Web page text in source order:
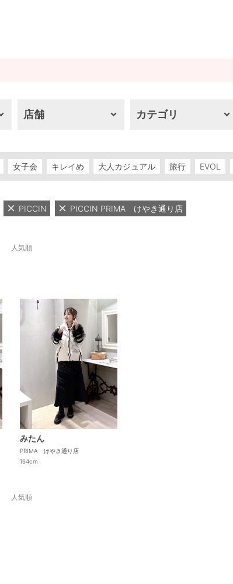
店舗 カテゴリ
女子会 キレイめ 大人カジュアル 旅行 EVOL
PICCIN PICCIN PRIMA けやき通り店
人気順
みたん
PRIMA けやき通り店
164cm
人気順